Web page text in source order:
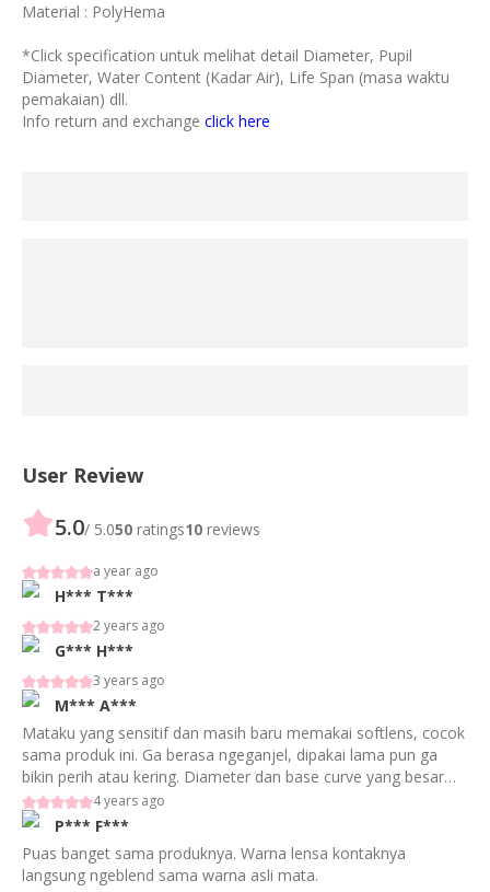
Material : PolyHema
*Click specification untuk melihat detail Diameter, Pupil
Diameter, Water Content (Kadar Air), Life Span (masa waktu
pemakaian) dll.
Info return and exchange click here
User Review
5.0/ 5.050 ratings10 reviews
a year ago
H*** T***
2 years ago
G*** H***
3 years ago
M*** A***
Mataku yang sensitif dan masih baru memakai softlens, cocok
sama produk ini. Ga berasa ngeganjel, dipakai lama pun ga
bikin perih atau kering. Diameter dan base curve yang besar
bikin mudah untuk lepas pasangnya. Walaupun diameter lebar
warnanya natural ga ada efek big eyes, just like your eyes but
better. Definitely good for daily use ?
4 years ago
P*** F***
Puas banget sama produknya. Warna lensa kontaknya
langsung ngeblend sama warna asli mata.